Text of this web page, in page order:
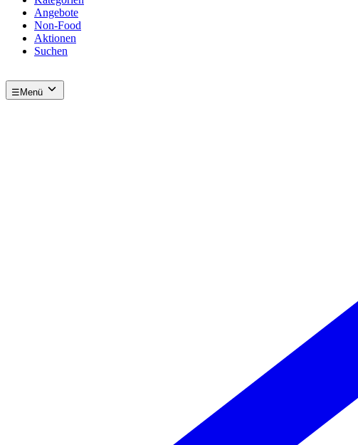
Angebote
Non-Food
Aktionen
Suchen
☰ Menü